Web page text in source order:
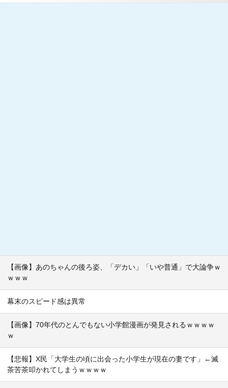
【画像】あのちゃんの後ろ姿、「デカい」「いや普通」で大論争ｗ
ｗｗｗ
幕末のスピード感は異常
【画像】70年代のとんでもない小学館漫画が発見されるｗｗｗｗ
ｗ
【悲報】X民「大学生の頃に出会った小学生が現在の妻です」←滅
茶苦茶叩かれてしまうｗｗｗｗ